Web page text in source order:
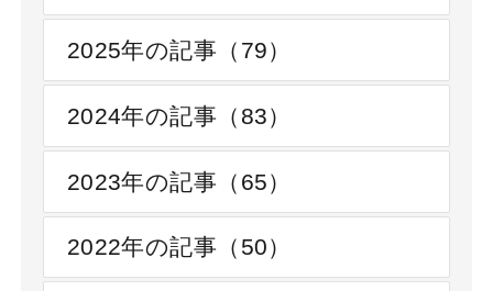
2025年の記事（79）
2024年の記事（83）
2023年の記事（65）
2022年の記事（50）